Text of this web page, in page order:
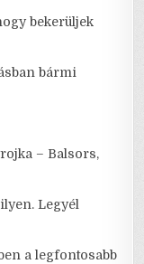
bekerüljek
bármi
– Balsors,
Legyél
a legfontosabb